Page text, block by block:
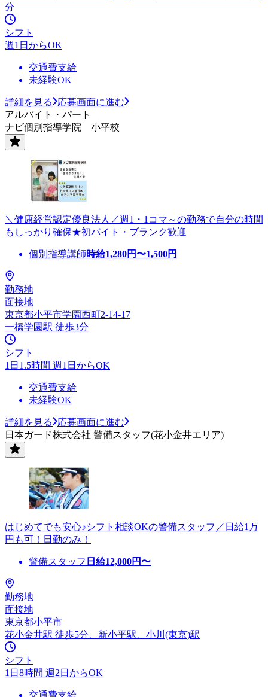
分
シフト
週1日からOK
交通費支給
未経験OK
詳細を見る
応募画面に進む
アルバイト・パート
ナビ個別指導学院 小平校
＼健康経営認定優良法人／週1・1コマ～の勤務で自分の時間
もしっかり確保★初バイト・ブランク歓迎
個別指導講師時給1,280円〜1,500円
勤務地
面接地
東京都小平市学園西町2-14-17
一橋学園駅 徒歩3分
シフト
1日1.5時間 週1日からOK
交通費支給
未経験OK
詳細を見る
応募画面に進む
日本ガード株式会社 警備スタッフ(花小金井エリア)
はじめてでも安心♪シフト相談OKの警備スタッフ／日給1万
円も可！日勤のみ！
警備スタッフ 日給12,000円〜
勤務地
面接地
東京都小平市
花小金井駅 徒歩5分、新小平駅、小川(東京)駅
シフト
1日8時間 週2日からOK
交通費支給